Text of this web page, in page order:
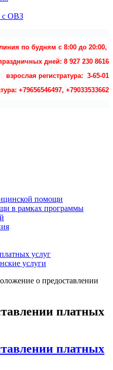
с ОВЗ
по будням с 8:00 до 20:00,
дней: 8 927 230 8616
взрослая регистратура: 3-65-01
+79656546497, +79033533662
помощи
в рамках программы
услуг
услуги
о предоставлении
платных
платных